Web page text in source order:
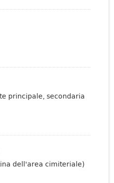
principale, secondaria
dell'area cimiteriale)